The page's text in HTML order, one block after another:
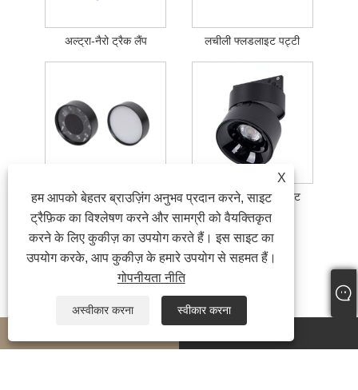
अल्ट्रा-नैरो ट्रैक लैंप लचीली फ्लडलाइट पट्टी
सतह पर लगी डाउनलाइट फोल्डिंग ट्यूब स्पॉटलाइट
X
हम आपको बेहतर ब्राउज़िंग अनुभव प्रदान करने, साइट
ट्रैफ़िक का विश्लेषण करने और सामग्री को वैयक्तिकृत
करने के लिए कुकीज़ का उपयोग करते हैं। इस साइट का
उपयोग करके, आप कुकीज़ के हमारे उपयोग से सहमत हैं।
गोपनीयता नीति
अस्वीकार करना स्वीकार करना